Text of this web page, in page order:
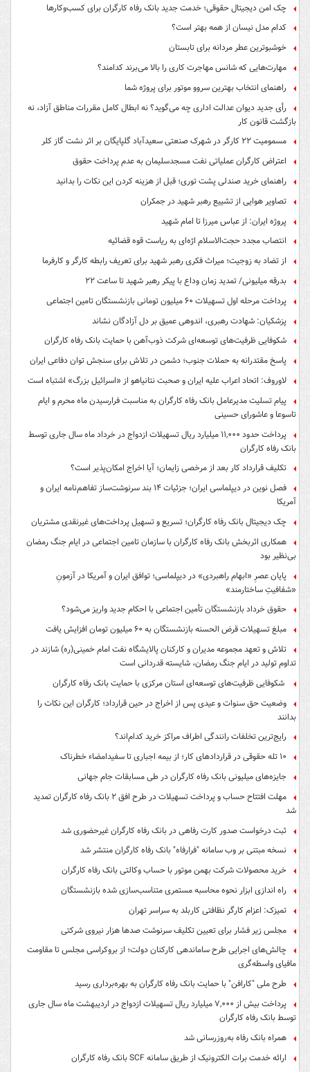
چک امن دیجیتال حقوقی؛ خدمت جدید بانک رفاه کارگران برای کسب‌وکارها
کدام مدل نیسان از همه بهتر است؟
خوشبوترین عطر مردانه برای تابستان
مهارت‌هایی که شانس مهاجرت کاری را بالا می‌برند کدامند؟
راهنمای انتخاب بهترین سروو موتور برای پروژه شما
رأی جدید دیوان عدالت اداری چه می‌گوید؟ نه ابطال کامل مقررات مناطق آزاد، نه
بازگشت قانون کار
مسمومیت ۲۲ کارگر در شهرک صنعتی سعیدآباد گلپایگان بر اثر نشت گاز کلر
اعتراض کارگران عملیاتی نفت مسجدسلیمان به عدم پرداخت حقوق
راهنمای خرید صندلی پشت توری؛ قبل از هزینه کردن این نکات را بدانید
تصاویر هوایی از تشییع رهبر شهید در جمکران
پروژه ایران: از عباس میرزا تا امام شهید
انتصاب مجدد حجت‌الاسلام اژه‌ای به ریاست قوه‌ قضائیه
از تضاد به زوجیت؛ میراث فکری رهبر شهید برای تعریف رابطه کارگر و کارفرما
بدرقه میلیونی/ تمدید زمان وداع با پیکر رهبر شهید تا ساعت ۲۲
پرداخت مرحله اول تسهیلات ۶۰ میلیون تومانی بازنشستگان تامین اجتماعی
پزشکیان: شهادت رهبری، اندوهی عمیق بر دل آزادگان نشاند
شکوفایی ظرفیت‌های توسعه‌ای شرکت ذوب‌آهن با حمایت‌ بانک رفاه کارگران
پاسخ مقتدرانه به حملات جنوب؛ دشمن در تلاش برای سنجش توان دفاعی ایران
لاوروف: اتحاد اعراب علیه ایران و صحبت نتانیاهو از «اسرائیل بزرگ» اشتباه است
پیام تسلیت مدیرعامل بانک رفاه کارگران به مناسبت فرارسیدن ماه محرم و ایام
تاسوعا و عاشورای حسینی
پرداخت حدود ۱۱,۰۰۰ میلیارد ریال تسهیلات ازدواج در خرداد ماه سال جاری توسط
بانک رفاه کارگران
تکلیف قرارداد کار بعد از مرخصی زایمان؛ آیا اخراج امکان‌پذیر است؟
فصل نوین در دیپلماسی ایران؛ جزئیات ۱۴ بند سرنوشت‌ساز تفاهم‌نامه ایران و
آمریکا
چک دیجیتال بانک رفاه کارگران؛ تسریع و تسهیل پرداخت‌های غیرنقدی مشتریان
همکاری اثربخش بانک رفاه کارگران با سازمان تامین اجتماعی در ایام جنگ رمضان
بی‌نظیر بود
پایان عصرِ «ابهام راهبردی» در دیپلماسی؛ توافق ایران و آمریکا در آزمونِ
«شفافیتِ ساختارمند»
حقوق خرداد بازنشستگان تأمین اجتماعی با احکام جدید واریز می‌شود؟
مبلغ تسهیلات قرض الحسنه بازنشستگان به ۶۰ میلیون تومان افزایش یافت
تلاش و تعهد مجموعه مدیران و کارکنان پالایشگاه نفت امام خمینی(ره) شازند در
تداوم تولید در ایام جنگ رمضان، شایسته قدردانی است
شکوفایی ظرفیت‌های توسعه‌ای استان مرکزی با حمایت بانک رفاه کارگران
وضعیت حق سنوات و عیدی پس از اخراج در حین قرارداد؛ کارگران این نکات را
بدانند
رایج‌ترین تخلفات رانندگی اطراف مراکز خرید کدام‌اند؟
۱۰ تله حقوقی در قراردادهای کار؛ از بیمه اجباری تا سفیدامضاء خطرناک
جایزه‌های میلیونی بانک رفاه کارگران در طی مسابقات جام جهانی
مهلت افتتاح حساب و پرداخت تسهیلات در طرح افق ۲ بانک رفاه کارگران تمدید
شد
ثبت درخواست صدور کارت رفاهی در بانک رفاه کارگران غیرحضوری شد
نسخه مبتنی بر وب سامانه "فرارفاه" بانک رفاه کارگران منتشر شد
خرید محصولات شرکت بهمن موتور با حساب وکالتی بانک رفاه کارگران
راه اندازی ابزار نحوه محاسبه مستمری متناسب‌سازی شده بازنشستگان
تمیزک: اعزام کارگر نظافتی کاربلد به سراسر تهران
مجلس زیر فشار برای تعیین تکلیف سرنوشت صدها هزار نیروی شرکتی
چالش‌های اجرایی طرح ساماندهی کارکنان دولت؛ از بروکراسی مجلس تا مقاومت
مافیای واسطه‌گری
طرح ملی "کارافن" با حمایت بانک رفاه کارگران به بهره‌برداری رسید
پرداخت بیش از ۷,۰۰۰ میلیارد ریال تسهیلات ازدواج در اردیبهشت ماه سال جاری
توسط بانک رفاه کارگران
همراه بانک رفاه به‌روزرسانی شد
ارائه خدمت برات الکترونیک از طریق سامانه SCF بانک رفاه کارگران